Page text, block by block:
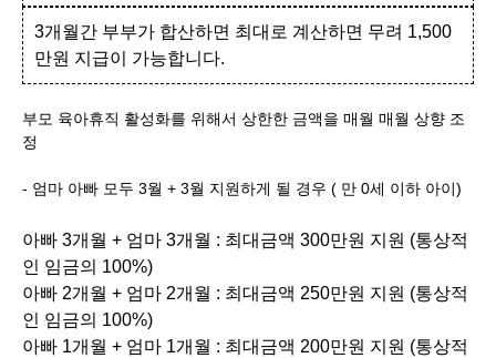
3개월간 부부가 합산하면 최대로 계산하면 무려 1,500
만원 지급이 가능합니다.
부모 육아휴직 활성화를 위해서 상한한 금액을 매월 매월 상향 조
정
- 엄마 아빠 모두 3월 + 3월 지원하게 될 경우 ( 만 0세 이하 아이)
아빠 3개월 + 엄마 3개월 : 최대금액 300만원 지원 (통상적
인 임금의 100%)
아빠 2개월 + 엄마 2개월 : 최대금액 250만원 지원 (통상적
인 임금의 100%)
아빠 1개월 + 엄마 1개월 : 최대금액 200만원 지원 (통상적